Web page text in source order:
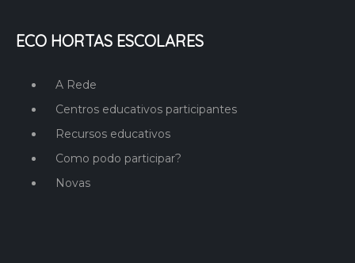
ECO HORTAS ESCOLARES
A Rede
Centros educativos participantes
Recursos educativos
Como podo participar?
Novas